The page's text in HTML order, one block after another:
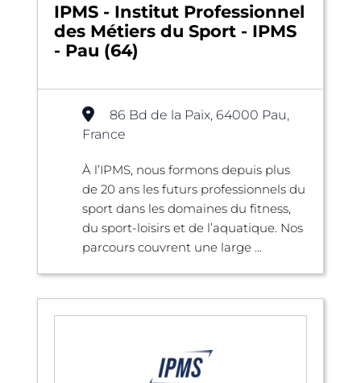
IPMS - Institut Professionnel
des Métiers du Sport - IPMS
- Pau (64)
86 Bd de la Paix, 64000 Pau,
France
À l’IPMS, nous formons depuis plus
de 20 ans les futurs professionnels du
sport dans les domaines du fitness,
du sport-loisirs et de l’aquatique. Nos
parcours couvrent une large ...